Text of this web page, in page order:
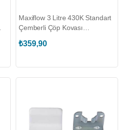
Maxiflow 3 Litre 430K Standart
Çemberli Çöp Kovası
₺359,90